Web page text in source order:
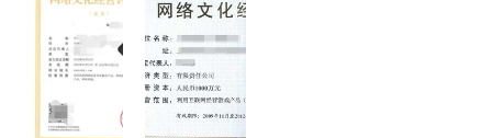
蜕变传奇苏
工厂新称号
之稳！_速
新闻再建样
务新发展引
擎
聚焦网络技
术服务类企
业